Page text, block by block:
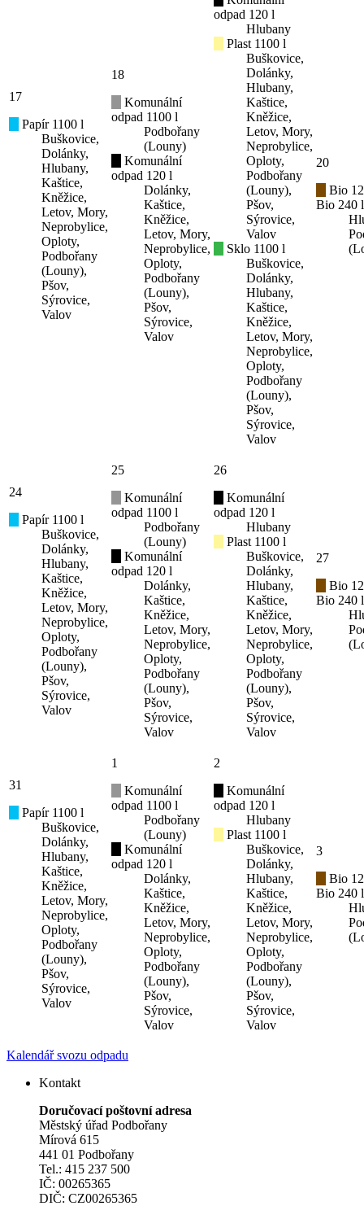
17
Papír 1100 l
Buškovice,
Dolánky,
Hlubany,
Kaštice,
Kněžice,
Letov, Mory,
Neprobylice,
Oploty,
Podbořany
(Louny),
Pšov,
Sýrovice,
Valov
18
Komunální
odpad 1100 l
Podbořany
(Louny)
Komunální
odpad 120 l
Dolánky,
Kaštice,
Kněžice,
Letov, Mory,
Neprobylice,
Oploty,
Podbořany
(Louny),
Pšov,
Sýrovice,
Valov
odpad 120 l
Hlubany
Plast 1100 l
Buškovice,
Dolánky,
Hlubany,
Kaštice,
Kněžice,
Letov, Mory,
Neprobylice,
Oploty,
Podbořany
(Louny),
Pšov,
Sýrovice,
Valov
Sklo 1100 l
Buškovice,
Dolánky,
Hlubany,
Kaštice,
Kněžice,
Letov, Mory,
Neprobylice,
Oploty,
Podbořany
(Louny),
Pšov,
Sýrovice,
Valov
20
Bio
Bio 240 l
24
Papír 1100 l
Buškovice,
Dolánky,
Hlubany,
Kaštice,
Kněžice,
Letov, Mory,
Neprobylice,
Oploty,
Podbořany
(Louny),
Pšov,
Sýrovice,
Valov
25
Komunální
odpad 1100 l
Podbořany
(Louny)
Komunální
odpad 120 l
Dolánky,
Kaštice,
Kněžice,
Letov, Mory,
Neprobylice,
Oploty,
Podbořany
(Louny),
Pšov,
Sýrovice,
Valov
26
Komunální
odpad 120 l
Hlubany
Plast 1100 l
Buškovice,
Dolánky,
Hlubany,
Kaštice,
Kněžice,
Letov, Mory,
Neprobylice,
Oploty,
Podbořany
(Louny),
Pšov,
Sýrovice,
Valov
27
Bio
Bio 240 l
31
Papír 1100 l
Buškovice,
Dolánky,
Hlubany,
Kaštice,
Kněžice,
Letov, Mory,
Neprobylice,
Oploty,
Podbořany
(Louny),
Pšov,
Sýrovice,
Valov
1
Komunální
odpad 1100 l
Podbořany
(Louny)
Komunální
odpad 120 l
Dolánky,
Kaštice,
Kněžice,
Letov, Mory,
Neprobylice,
Oploty,
Podbořany
(Louny),
Pšov,
Sýrovice,
Valov
2
Komunální
odpad 120 l
Hlubany
Plast 1100 l
Buškovice,
Dolánky,
Hlubany,
Kaštice,
Kněžice,
Letov, Mory,
Neprobylice,
Oploty,
Podbořany
(Louny),
Pšov,
Sýrovice,
Valov
3
Bio
Bio 240 l
Kalendář svozu odpadu
Kontakt
Doručovací poštovní adresa
Městský úřad Podbořany
Mírová 615
441 01 Podbořany
Tel.: 415 237 500
IČ: 00265365
DIČ: CZ00265365